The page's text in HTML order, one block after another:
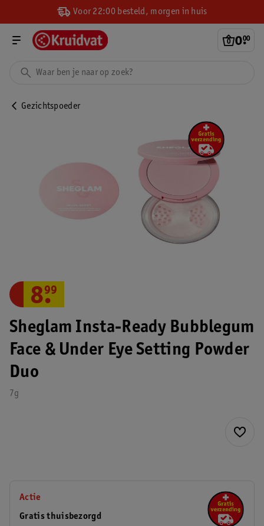
Voor 22:00 besteld, morgen in huis
0.
00
Gezichtspoeder
Sheglam Insta-Ready Bubblegum
Face & Under Eye Setting Powder
Duo
7g
8.
99
Actie
Gratis thuisbezorgd